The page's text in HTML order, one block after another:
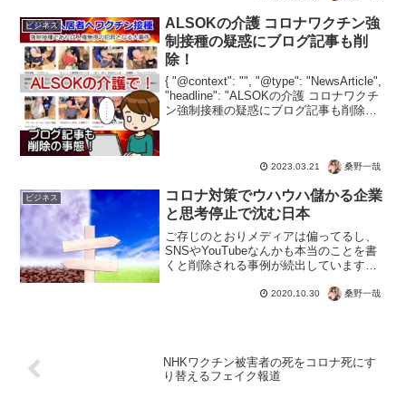
てないとのことなので、変更してでも5G
の導入を進めそう。逆にいろいろ...
ビジネス
ALSOKの介護 コロナワクチン強
制接種の疑惑にブログ記事も削
除！
{ "@context": "", "@type": "NewsArticle",
"headline": "ALSOKの介護 コロナワクチ
ン強制接種の疑惑にブログ記事も削除！",
2023.03.21 桑野一哉
ビジネス
コロナ対策でウハウハ儲かる企業
と思考停止で沈む日本
ご存じのとおりメディアは偏ってるし、
SNSやYouTubeなんかも本当のことを書
くと削除される事例が続出していますよ
りしてね♪事実や科学でも削除アメリカの
2020.10.30 桑野一哉
NHKワクチン被害者の死をコロナ死にす
り替えるフェイク報道